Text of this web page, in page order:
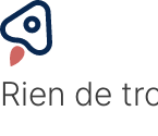
Rien de